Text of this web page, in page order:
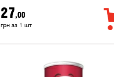
27,00
грн за 1 шт